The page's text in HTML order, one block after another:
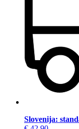
Slovenija: